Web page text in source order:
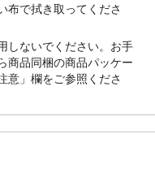
布で拭き取ってくださ
しないでください。お手
商品同梱の商品パッケー
意」欄をご参照くださ